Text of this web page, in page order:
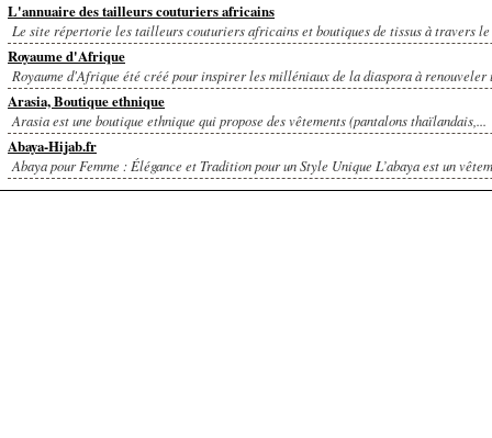
L'annuaire des tailleurs couturiers africains
Le site répertorie les tailleurs couturiers africains et boutiques de tissus à travers le
Royaume d'Afrique
Royaume d'Afrique été créé pour inspirer les milléniaux de la diaspora à renouveler
Arasia, Boutique ethnique
Arasia est une boutique ethnique qui propose des vêtements (pantalons thaïlandais,...
Abaya-Hijab.fr
Abaya pour Femme : Élégance et Tradition pour un Style Unique L’abaya est un